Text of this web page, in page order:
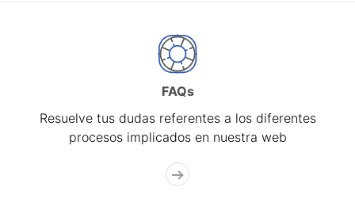
FAQs
Resuelve tus dudas referentes a los diferentes
procesos implicados en nuestra web